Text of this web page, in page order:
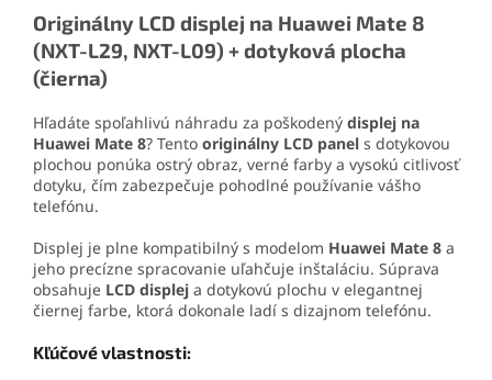
Originálny LCD displej na Huawei Mate 8
(NXT-L29, NXT-L09) + dotyková plocha
(čierna)
Hľadáte spoľahlivú náhradu za poškodený displej na
Huawei Mate 8? Tento originálny LCD panel s dotykovou
plochou ponúka ostrý obraz, verné farby a vysokú citlivosť
dotyku, čím zabezpečuje pohodlné používanie vášho
telefónu.
Displej je plne kompatibilný s modelom Huawei Mate 8 a
jeho precízne spracovanie uľahčuje inštaláciu. Súprava
obsahuje LCD displej a dotykovú plochu v elegantnej
čiernej farbe, ktorá dokonale ladí s dizajnom telefónu.
Kľúčové vlastnosti: